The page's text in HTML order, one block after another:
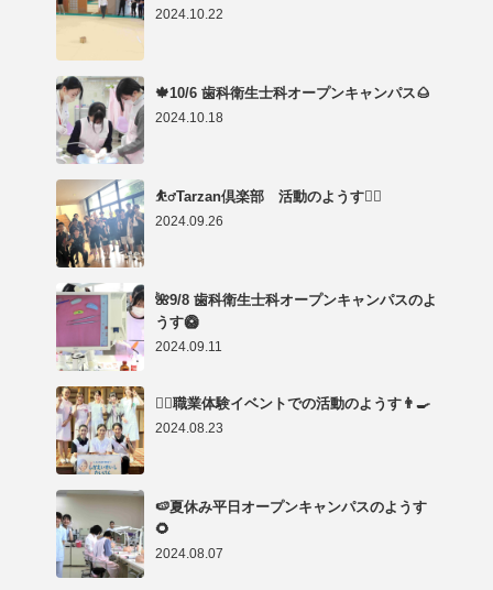
2024.10.22
🍁10/6 歯科衛生士科オープンキャンパス🌰
2024.10.18
⛹️‍♂️Tarzan倶楽部 活動のようす🤸‍♂️
2024.09.26
🌺9/8 歯科衛生士科オープンキャンパスのよ
うす🥝
2024.09.11
👩‍⚕️職業体験イベントでの活動のようす👨‍🍳
2024.08.23
🍉夏休み平日オープンキャンパスのようす
🌻
2024.08.07